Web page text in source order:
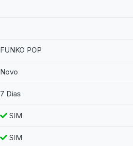
FUNKO POP
Novo
7 Dias
SIM
SIM